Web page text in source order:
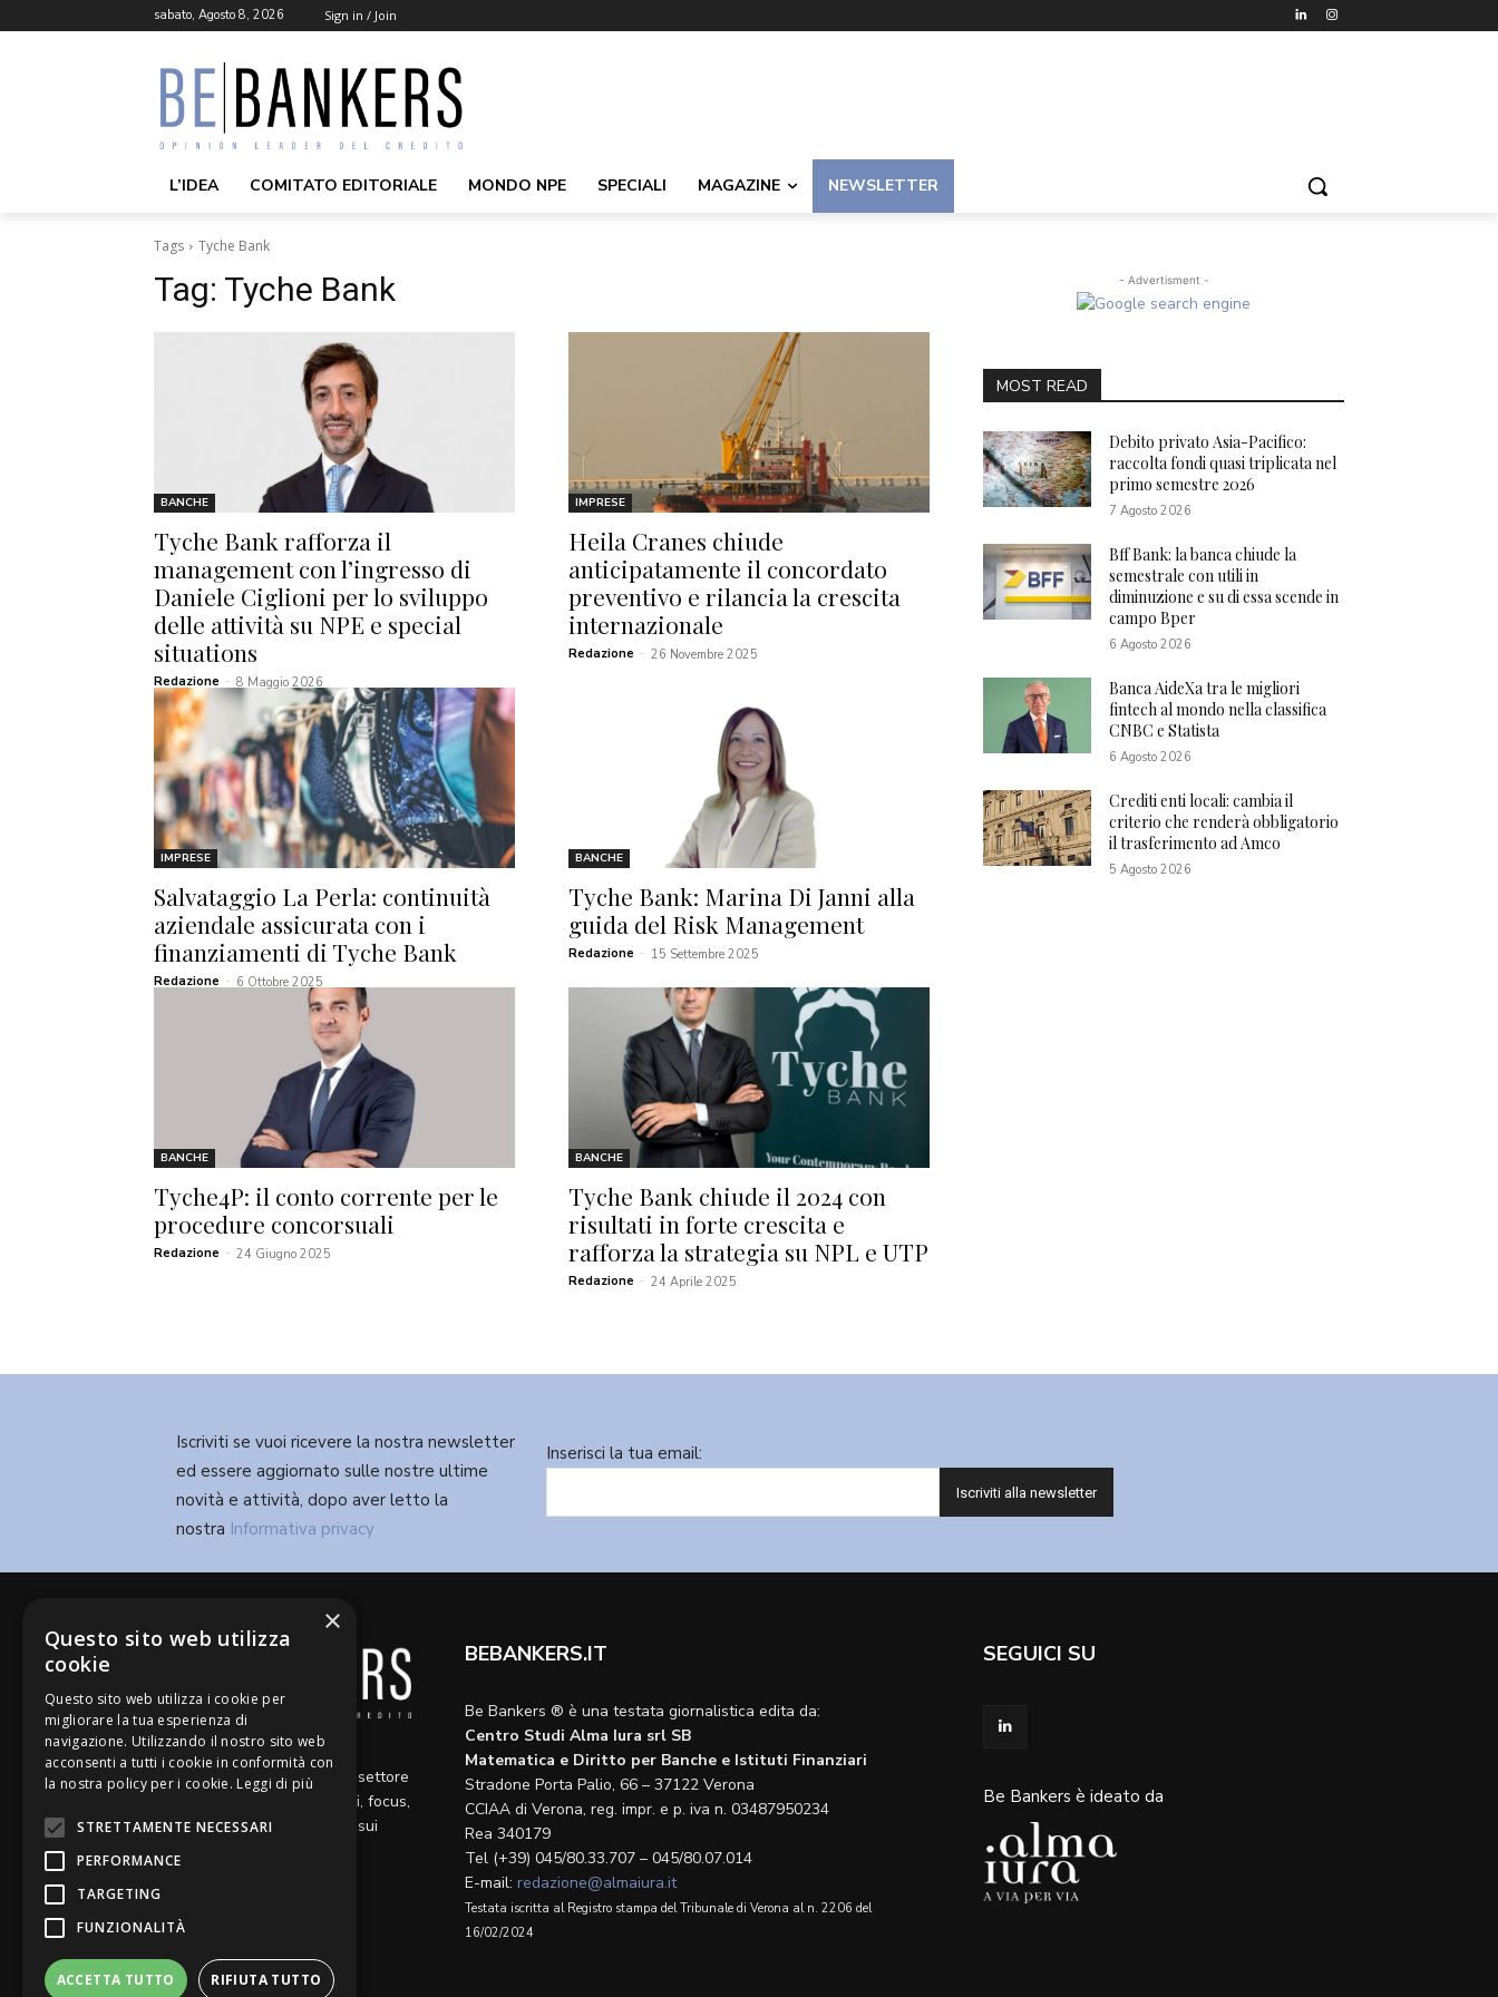
sabato, Agosto 8, 2026 Sign in / Join
L’IDEA COMITATO EDITORIALE MONDO NPE SPECIALI MAGAZINE NEWSLETTER
Tags Tyche Bank
Tag: Tyche Bank
BANCHE
Tyche Bank rafforza il
management con l’ingresso di
Daniele Ciglioni per lo sviluppo
delle attività su NPE e special
situations
Redazione - 8 Maggio 2026
IMPRESE
Heila Cranes chiude
anticipatamente il concordato
preventivo e rilancia la crescita
internazionale
Redazione - 26 Novembre 2025
IMPRESE
Salvataggio La Perla: continuità
aziendale assicurata con i
finanziamenti di Tyche Bank
Redazione - 6 Ottobre 2025
BANCHE
Tyche Bank: Marina Di Janni alla
guida del Risk Management
Redazione - 15 Settembre 2025
BANCHE
Tyche4P: il conto corrente per le
procedure concorsuali
Redazione - 24 Giugno 2025
BANCHE
Tyche Bank chiude il 2024 con
risultati in forte crescita e
rafforza la strategia su NPL e UTP
Redazione - 24 Aprile 2025
- Advertisment -
MOST READ
Debito privato Asia-Pacifico:
raccolta fondi quasi triplicata nel
primo semestre 2026
7 Agosto 2026
Bff Bank: la banca chiude la
semestrale con utili in
diminuzione e su di essa scende in
campo Bper
6 Agosto 2026
Banca AideXa tra le migliori
fintech al mondo nella classifica
CNBC e Statista
6 Agosto 2026
Crediti enti locali: cambia il
criterio che renderà obbligatorio
il trasferimento ad Amco
5 Agosto 2026
Iscriviti se vuoi ricevere la nostra newsletter
ed essere aggiornato sulle nostre ultime
novità e attività, dopo aver letto la
nostra Informativa privacy
Inserisci la tua email:
Diamo voce a riflessioni,
aggiornamenti e opinioni sul settore
del credito, ospitando articoli, focus,
approfondimenti e interviste sui
BEBANKERS.IT
Be Bankers ® è una testata giornalistica edita da:
Centro Studi Alma Iura srl SB
Matematica e Diritto per Banche e Istituti Finanziari
Stradone Porta Palio, 66 – 37122 Verona
CCIAA di Verona, reg. impr. e p. iva n. 03487950234
Rea 340179
Tel (+39) 045/80.33.707 – 045/80.07.014
E-mail: redazione@almaiura.it
Testata iscritta al Registro stampa del Tribunale di Verona al n. 2206 del
16/02/2024
SEGUICI SU
Be Bankers è ideato da
×
Questo sito web utilizza
cookie
Questo sito web utilizza i cookie per
migliorare la tua esperienza di
navigazione. Utilizzando il nostro sito web
acconsenti a tutti i cookie in conformità con
la nostra policy per i cookie. Leggi di più
STRETTAMENTE NECESSARI
PERFORMANCE
TARGETING
FUNZIONALITÀ
ACCETTA TUTTO RIFIUTA TUTTO